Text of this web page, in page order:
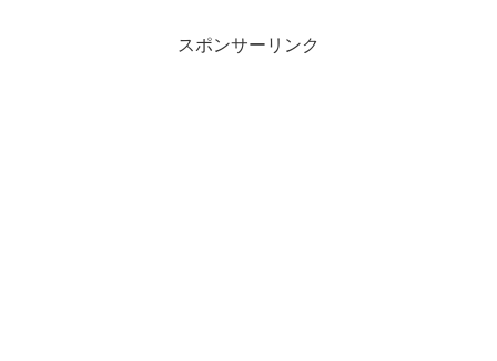
勧善懲悪でスッキリするし これスポンサーリンク